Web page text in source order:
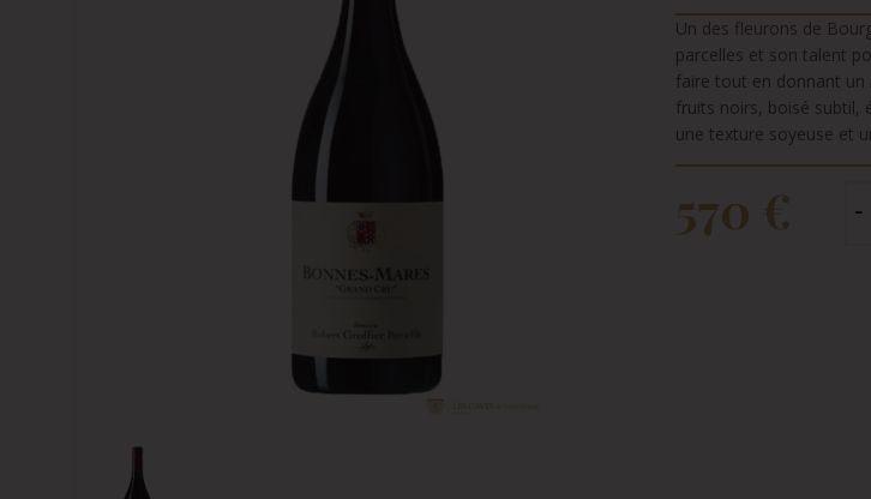
Un des fleurons de
parcelles et son talent
faire tout en donnant un
fruits noirs, boisé subtil,
une texture soyeuse et
570 €